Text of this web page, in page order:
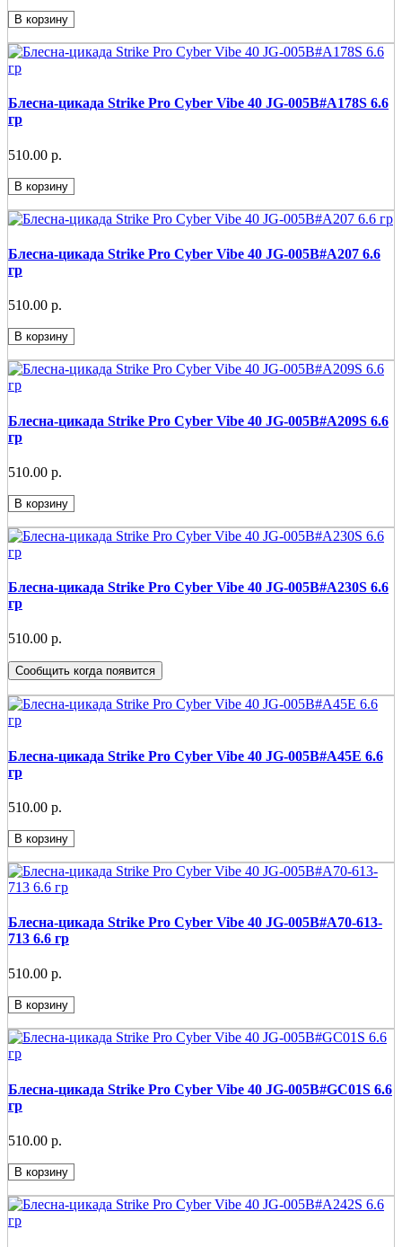
В корзину
Блесна-цикада Strike Pro Cyber Vibe 40 JG-005B#A178S 6.6
гр
510.00 р.
В корзину
Блесна-цикада Strike Pro Cyber Vibe 40 JG-005B#A207 6.6
гр
510.00 р.
В корзину
Блесна-цикада Strike Pro Cyber Vibe 40 JG-005B#A209S 6.6
гр
510.00 р.
В корзину
Блесна-цикада Strike Pro Cyber Vibe 40 JG-005B#A230S 6.6
гр
510.00 р.
Сообщить когда появится
Блесна-цикада Strike Pro Cyber Vibe 40 JG-005B#A45E 6.6
гр
510.00 р.
В корзину
Блесна-цикада Strike Pro Cyber Vibe 40 JG-005B#A70-613-
713 6.6 гр
510.00 р.
В корзину
Блесна-цикада Strike Pro Cyber Vibe 40 JG-005B#GC01S 6.6
гр
510.00 р.
В корзину